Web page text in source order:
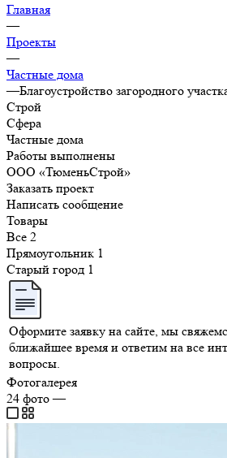
Главная
—
Проекты
—
Частные дома
—Благоустройство загородного
Строй
Сфера
Частные дома
Работы выполнены
ООО «ТюменьСтрой»
Заказать проект
Написать сообщение
Товары
Все 2
Прямоугольник 1
Старый город 1
Оформите заявку на сайте, мы
ближайшее время и ответим на все
вопросы.
Фотогалерея
24 фото—